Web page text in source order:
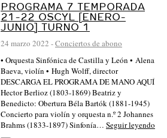
PROGRAMA 7 TEMPORADA
21-22 OSCYL [ENERO-
JUNIO] TURNO 1
24 marzo 2022 -Conciertos de abono
• Orquesta Sinfónica de Castilla y León • Alena
Baeva, violín • Hugh Wolff, director
DESCARGA EL PROGRAMA DE MANO AQUÍ
Hector Berlioz (1803-1869) Beatriz y
Benedicto: Obertura Béla Bartók (1881-1945)
Concierto para violín y orquesta n.º 2 Johannes
Brahms (1833-1897) Sinfonía… Seguir leyendo